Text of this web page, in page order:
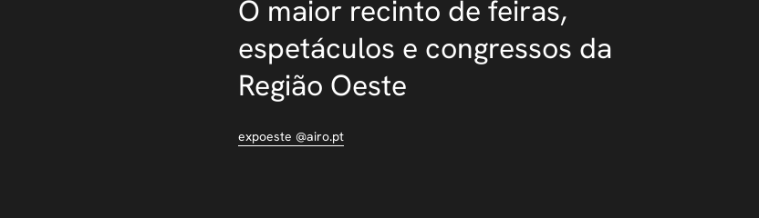
O maior recinto de feiras,
espetáculos e congressos da
Região Oeste
expoeste @airo.pt